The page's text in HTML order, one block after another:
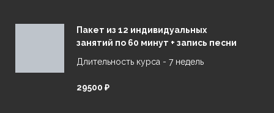
Пакет из 12 индивидуальных
занятий по 60 минут + запись песни
Длительность курса - 7 недель
29500 ₽